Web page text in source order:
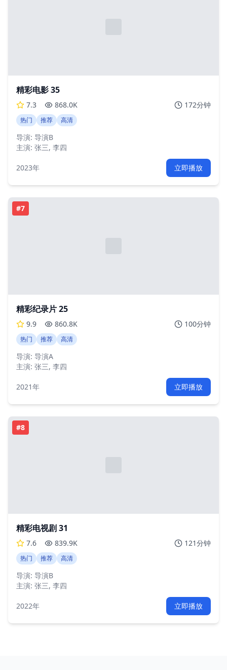
精彩电影 35
7.3 868.0K 172分钟
热门 推荐 高清
导演: 导演B
主演: 张三, 李四
2023年 立即播放
#7
精彩纪录片 25
9.9 860.8K 100分钟
热门 推荐 高清
导演: 导演A
主演: 张三, 李四
2021年 立即播放
#8
精彩电视剧 31
7.6 839.9K 121分钟
热门 推荐 高清
导演: 导演B
主演: 张三, 李四
2022年 立即播放